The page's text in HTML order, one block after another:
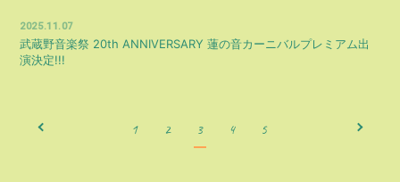
2025.11.07
武蔵野音楽祭 20th ANNIVERSARY 蓮の音カーニバルプレミアム出
演決定!!!
1 2 3 4 5